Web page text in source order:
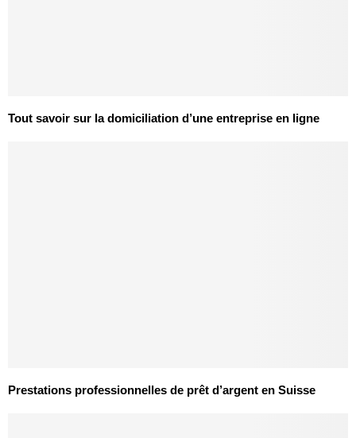
Tout savoir sur la domiciliation d’une entreprise en ligne
Prestations professionnelles de prêt d’argent en Suisse